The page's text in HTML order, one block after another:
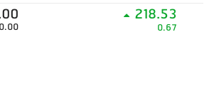
0.00
218.53
0.67